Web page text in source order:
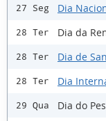
27 Seg Dia
28 Ter Dia da
28 Ter Dia de
28 Ter Dia
29 Qua Dia do